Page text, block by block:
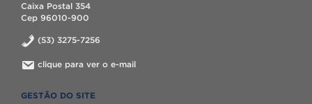
Caixa Postal 354
Cep 96010-900
(53) 3275-7256
clique para ver o e-mail
GESTÃO DO SITE